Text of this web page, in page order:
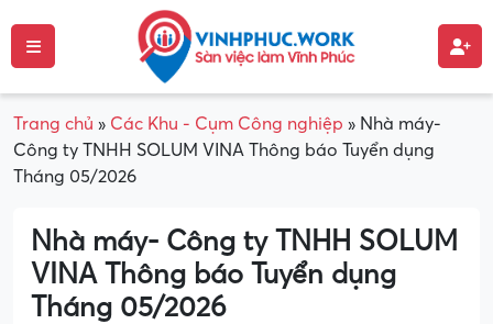
Trang chủ » Các Khu - Cụm Công nghiệp » Nhà máy-
Công ty TNHH SOLUM VINA Thông báo Tuyển dụng
Tháng 05/2026
Nhà máy- Công ty TNHH SOLUM
VINA Thông báo Tuyển dụng
Tháng 05/2026